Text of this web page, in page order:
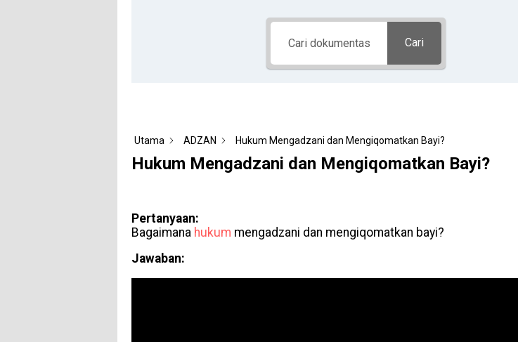
Cari
Utama ADZAN Hukum Mengadzani dan Mengiqomatkan Bayi?
Hukum Mengadzani dan Mengiqomatkan Bayi?
Pertanyaan:
Bagaimana hukum mengadzani dan mengiqomatkan bayi?
Jawaban: